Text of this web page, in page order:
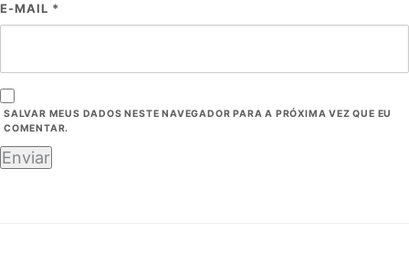
E-MAIL *
SALVAR MEUS DADOS NESTE NAVEGADOR PARA A PRÓXIMA VEZ QUE EU
COMENTAR.